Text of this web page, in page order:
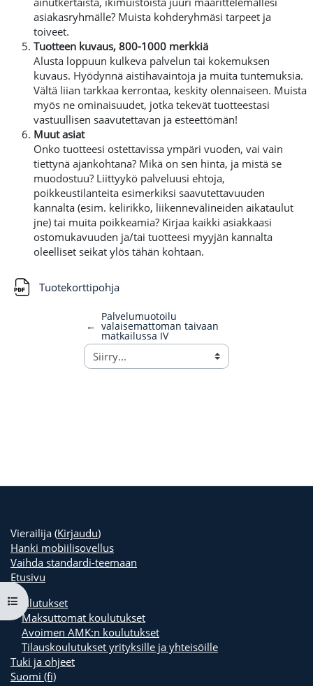
Avaa kurssisisältö
asiakasryhmälle? Muista kohderyhmäsi tarpeet ja
toiveet.
Tuotteen kuvaus, 800-1000 merkkiä
Alusta loppuun kulkeva palvelun tai kokemuksen
kuvaus. Hyödynnä aistihavaintoja ja muita tuntemuksia.
Vältä liian tarkkaa kerrontaa, keskity olennaiseen. Muista
myös ne ominaisuudet, jotka tekevät tuotteestasi
vastuullisen saavutettavan ja esteettömän!
Muut asiat
Onko tuotteesi ostettavissa ympäri vuoden, vai vain
tiettynä ajankohtana? Mikä on sen hinta, ja mistä se
muodostuu? Liittyykö palveluusi ehtoja,
poikkeustilanteita esimerkiksi saavutettavuuden
kannalta (esim. kelirikko, liikennevälineiden aikataulut
jne) tai muita poikkeamia? Kirjaa kaikki asiakkaasi
ostomukavuuden ja/tai tuotteesi myyjän kannalta
oleelliset seikat ylös tähän kohtaan.
Tuotekorttipohja
←
Palvelumuotoilu
valaisemattoman taivaan
matkailussa IV
Vierailija (Kirjaudu)
Hanki mobiilisovellus
Vaihda standardi-teemaan
Etusivu
Koulutukset
Maksuttomat koulutukset
Avoimen AMK:n koulutukset
Tilauskoulutukset yrityksille ja yhteisöille
Tuki ja ohjeet
Suomi ‎(fi)‎